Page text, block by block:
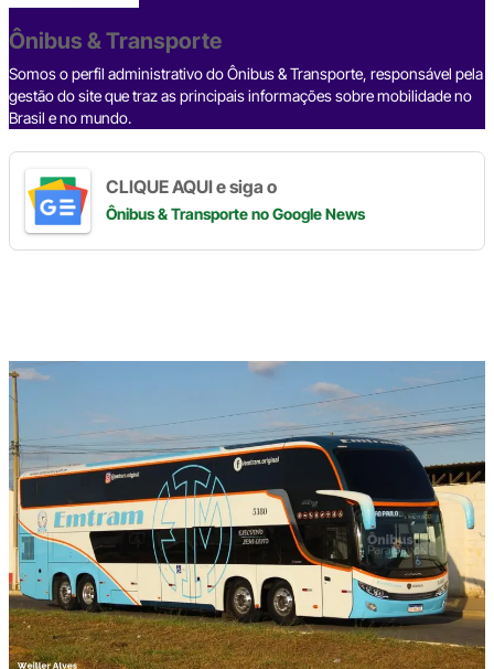
o
k
Ônibus & Transporte
Somos o perfil administrativo do Ônibus & Transporte, responsável pela
gestão do site que traz as principais informações sobre mobilidade no
Brasil e no mundo.
CLIQUE AQUI e siga o
Ônibus & Transporteno Google News
Digite
aqui
o
seu
e-
mail